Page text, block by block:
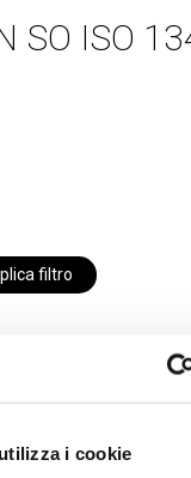
i cookie
SO ISO
filtro
saranno